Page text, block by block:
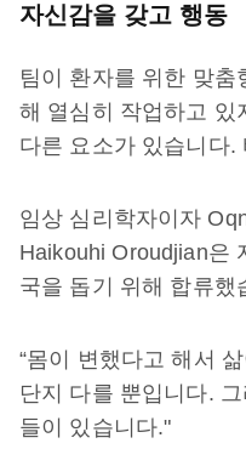
자신감을 갖고 행동
팀이 환자를 위한 맞춤
해 열심히 작업하고 있
다른 요소가 있습니다.
임상 심리학자이자
Haikouhi Oroudjian은
국을 돕기 위해 합류했
“몸이 변했다고 해서
단지 다를 뿐입니다.
들이 있습니다."